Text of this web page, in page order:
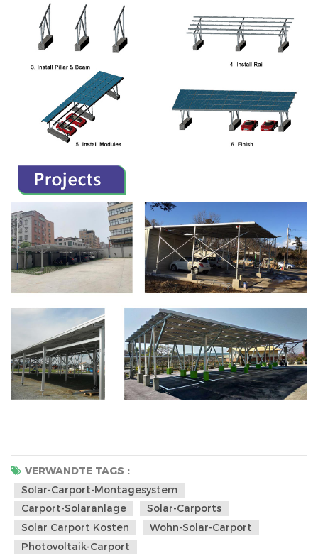
VERWANDTE TAGS :
Solar-Carport-Montagesystem
Carport-Solaranlage
Solar-Carports
Solar Carport Kosten
Wohn-Solar-Carport
Photovoltaik-Carport